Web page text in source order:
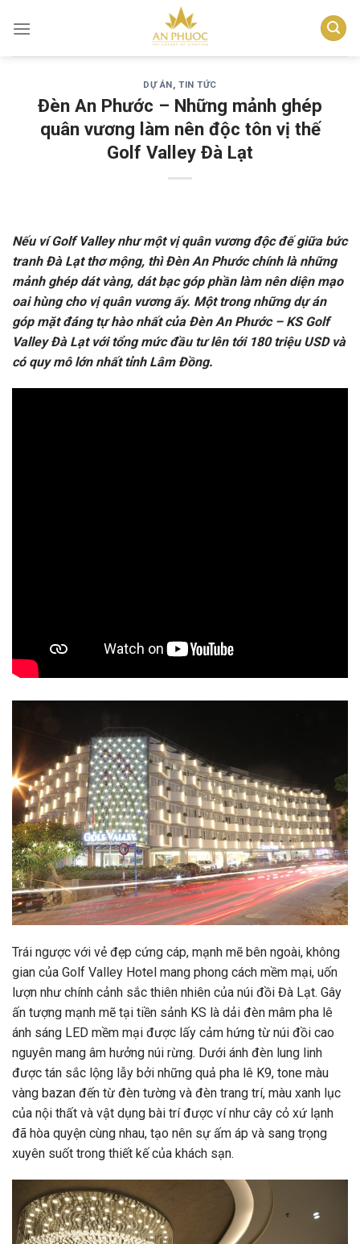
DỰ ÁN, TIN TỨC
Đèn An Phước – Những mảnh ghép
quân vương làm nên độc tôn vị thế
Golf Valley Đà Lạt
Nếu ví Golf Valley như một vị quân vương độc đế giữa bức
tranh Đà Lạt thơ mộng, thì Đèn An Phước chính là những
mảnh ghép dát vàng, dát bạc góp phần làm nên diện mạo
oai hùng cho vị quân vương ấy. Một trong những dự án
góp mặt đáng tự hào nhất của Đèn An Phước – KS Golf
Valley Đà Lạt với tổng mức đầu tư lên tới 180 triệu USD và
có quy mô lớn nhất tỉnh Lâm Đồng.
Trái ngược với vẻ đẹp cứng cáp, mạnh mẽ bên ngoài, không
gian của Golf Valley Hotel mang phong cách mềm mại, uốn
lượn như chính cảnh sắc thiên nhiên của núi đồi Đà Lạt. Gây
ấn tượng mạnh mẽ tại tiền sảnh KS là dải đèn mâm pha lê
ánh sáng LED mềm mại được lấy cảm hứng từ núi đồi cao
nguyên mang âm hưởng núi rừng. Dưới ánh đèn lung linh
được tán sắc lộng lẫy bởi những quả pha lê K9, tone màu
vàng bazan đến từ đèn tường và đèn trang trí, màu xanh lục
của nội thất và vật dụng bài trí được ví như cây cỏ xứ lạnh
đã hòa quyện cùng nhau, tạo nên sự ấm áp và sang trọng
xuyên suốt trong thiết kế của khách sạn.